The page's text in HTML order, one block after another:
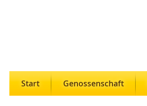
Start Genossenschaft